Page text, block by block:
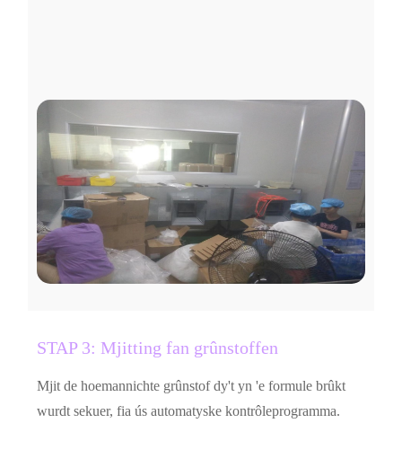
STAP 3: Mjitting fan grûnstoffen
Mjit de hoemannichte grûnstof dy't yn 'e formule brûkt
wurdt sekuer, fia ús automatyske kontrôleprogramma.